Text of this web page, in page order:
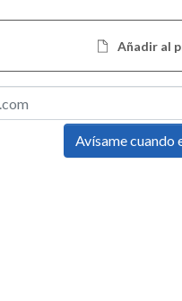
Añadir al
Avísame cuando